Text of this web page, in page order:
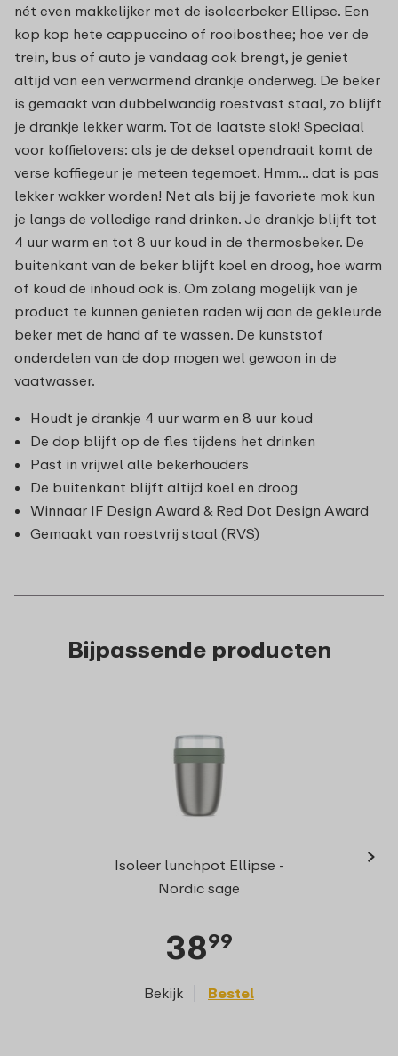
nét even makkelijker met de isoleerbeker Ellipse. Een
kop kop hete cappuccino of rooibosthee; hoe ver de
trein, bus of auto je vandaag ook brengt, je geniet
altijd van een verwarmend drankje onderweg. De beker
is gemaakt van dubbelwandig roestvast staal, zo blijft
je drankje lekker warm. Tot de laatste slok! Speciaal
voor koffielovers: als je de deksel opendraait komt de
verse koffiegeur je meteen tegemoet. Hmm... dat is pas
lekker wakker worden! Net als bij je favoriete mok kun
je langs de volledige rand drinken. Je drankje blijft tot
4 uur warm en tot 8 uur koud in de thermosbeker. De
buitenkant van de beker blijft koel en droog, hoe warm
of koud de inhoud ook is. Om zolang mogelijk van je
product te kunnen genieten raden wij aan de gekleurde
beker met de hand af te wassen. De kunststof
onderdelen van de dop mogen wel gewoon in de
vaatwasser.
Houdt je drankje 4 uur warm en 8 uur koud
De dop blijft op de fles tijdens het drinken
Past in vrijwel alle bekerhouders
De buitenkant blijft altijd koel en droog
Winnaar IF Design Award & Red Dot Design Award
Gemaakt van roestvrij staal (RVS)
Bijpassende producten
Isoleer lunchpot Ellipse -
Nordic sage
3899
Bekijk Bestel
›